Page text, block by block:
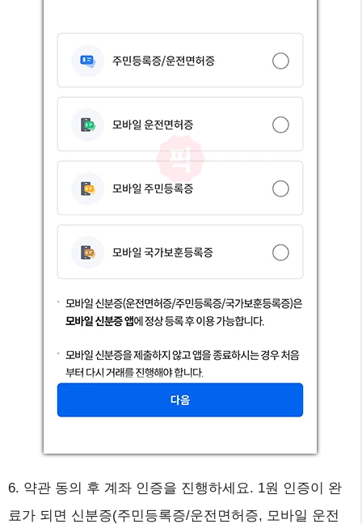
6. 약관 동의 후 계좌 인증을 진행하세요. 1원 인증이 완
료가 되면 신분증(주민등록증/운전면허증, 모바일 운전